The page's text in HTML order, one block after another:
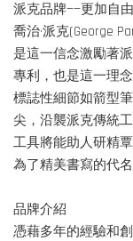
派克品牌——更加自
喬治·派克(George
是這一信念激勵著
專利，也是這一理
標誌性細節如箭型
尖，沿襲派克傳統
工具將能助人研精
為了精美書寫的代名
品牌介紹
憑藉多年的經驗和